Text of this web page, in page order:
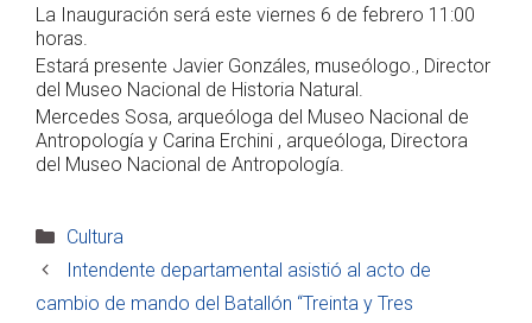
La Inauguración será este viernes 6 de febrero 11:00
horas.
Estará presente Javier Gonzáles, museólogo., Director
del Museo Nacional de Historia Natural.
Mercedes Sosa, arqueóloga del Museo Nacional de
Antropología y Carina Erchini , arqueóloga, Directora
del Museo Nacional de Antropología.
Categorías
Cultura
Intendente departamental asistió al acto de
cambio de mando del Batallón “Treinta y Tres